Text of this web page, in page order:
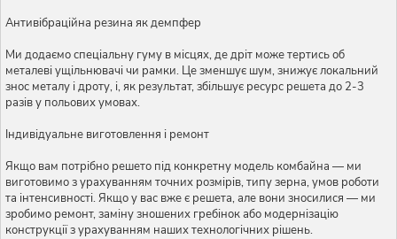
Антивібраційна резина як демпфер
Ми додаємо спеціальну гуму в місцях, де дріт може тертись об
металеві ущільнювачі чи рамки. Це зменшує шум, знижує локальний
знос металу і дроту, і, як результат, збільшує ресурс решета до 2-3
разів у польових умовах.
Індивідуальне виготовлення і ремонт
Якщо вам потрібно решето під конкретну модель комбайна — ми
виготовимо з урахуванням точних розмірів, типу зерна, умов роботи
та інтенсивності. Якщо у вас вже є решета, але вони зносилися — ми
зробимо ремонт, заміну зношених гребінок або модернізацію
конструкції з урахуванням наших технологічних рішень.